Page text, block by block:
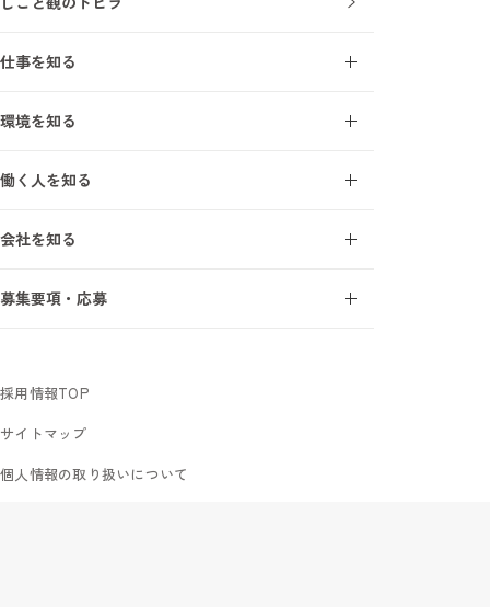
ニュース
仕事を知る
施工管理を知る7ワード
環境を知る
研修・教育制度
働く人を知る
サポートスタッフインタビュー
会社を知る
オープンアップコンストラクションを知る7ワード
募集要項・応募
採用情報TOP
サイトマップ
個人情報の取り扱いについて